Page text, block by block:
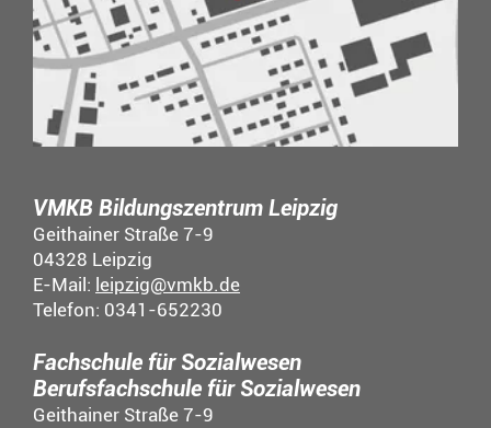
VMKB Bildungszentrum Leipzig
Geithainer Straße 7-9
04328 Leipzig
E-Mail: leipzig@vmkb.de
Telefon: 0341-652230
Fachschule für Sozialwesen
Berufsfachschule für Sozialwesen
Geithainer Straße 7-9